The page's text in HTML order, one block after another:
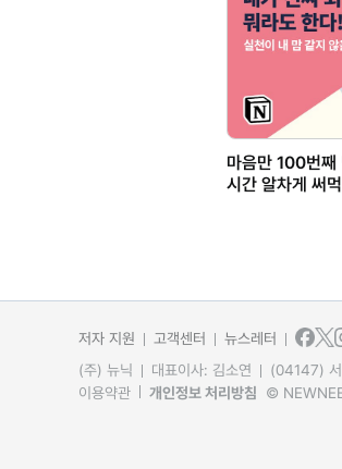
마음만 100번째
시간 알차게 써
저자 지원 고객센터
뉴스레터
(주) 뉴닉
대표이사: 김소연 (04147) 서
이용약관
개인정보 처리방침 ©